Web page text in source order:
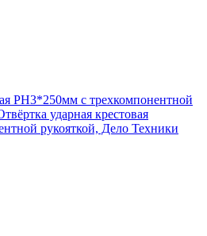
PH3*250мм с трехкомпонентной
ударная крестовая
рукояткой, Дело Техники